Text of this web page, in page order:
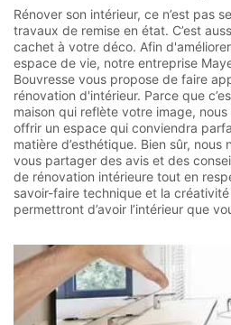
Rénover son intérieur, ce n’est pas
travaux de remise en état. C’est
cachet à votre déco. Afin
espace de vie, notre entreprise
Bouvresse vous propose de faire
rénovation d'intérieur. Parce que
maison qui reflète votre image,
offrir un espace qui conviendra
matière d’esthétique. Bien sûr, nous
vous partager des avis et des
de rénovation intérieure tout en
savoir-faire technique et la
permettront d’avoir l’intérieur que